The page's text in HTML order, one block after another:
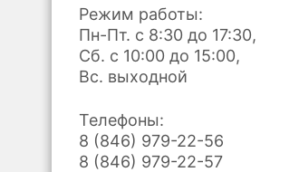
Режим работы:
Пн-Пт. с 8:30 до 17:30,
Сб. с 10:00 до 15:00,
Вс. выходной
Телефоны:
8 (846) 979-22-56
8 (846) 979-22-57